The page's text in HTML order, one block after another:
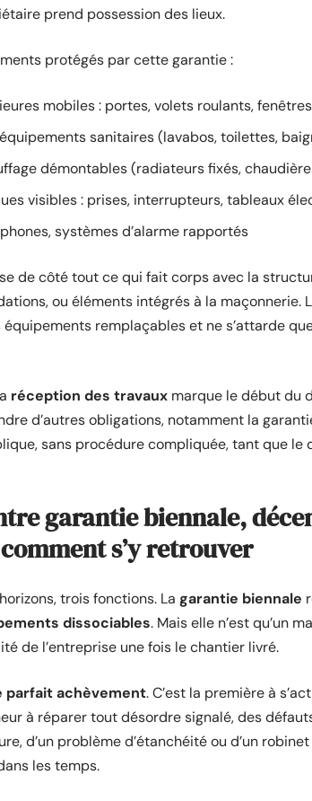
prend possession des lieux.
protégés par cette garantie :
mobiles : portes, volets roulants,
sanitaires (lavabos, toilettes,
démontables (radiateurs fixés,
visibles : prises, interrupteurs, tableaux
systèmes d’alarme rapportés
de côté tout ce qui fait corps avec la
ou éléments intégrés à la maçonnerie.
remplaçables et ne s’attarde
réception des travaux marque le début du
d’autres obligations, notamment la
sans procédure compliquée, tant que
garantie biennale,
s’y retrouver
trois fonctions. La garantie biennale
dissociables. Mais elle n’est qu’un
de l’entreprise une fois le chantier livré.
parfait achèvement. C’est la première à
à réparer tout désordre signalé, des
d’un problème d’étanchéité ou d’un
les temps.